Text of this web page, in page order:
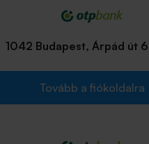
1042 Budapest, Árpád út
Tovább a fiókoldalra